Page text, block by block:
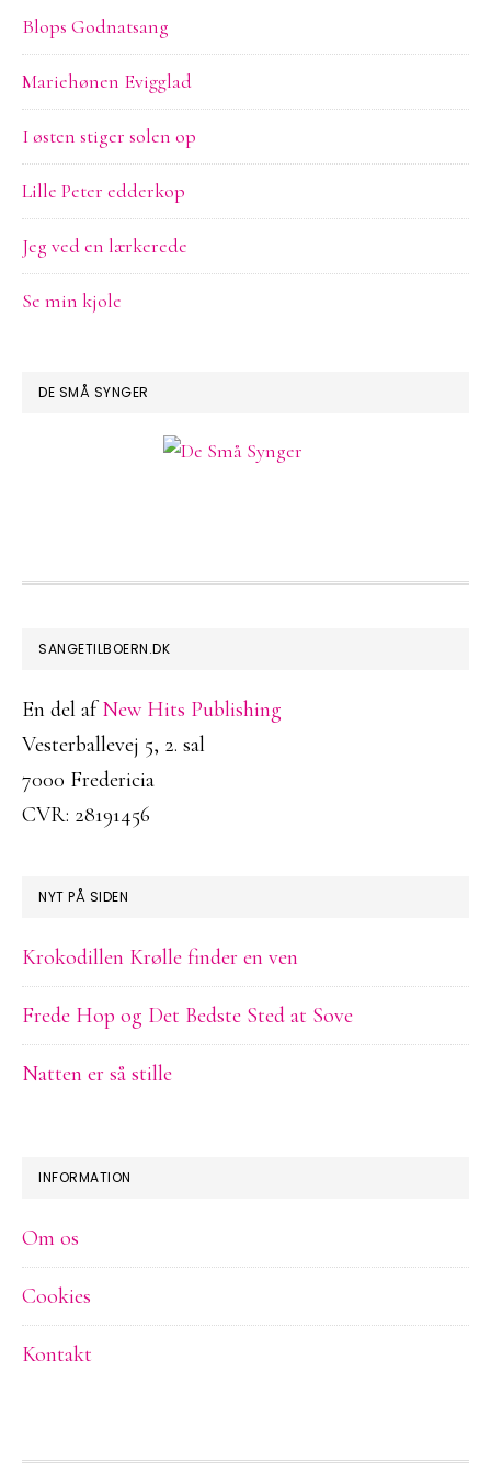
Blops Godnatsang
Mariehønen Evigglad
I østen stiger solen op
Lille Peter edderkop
Jeg ved en lærkerede
Se min kjole
DE SMÅ SYNGER
FOOTER
SANGETILBOERN.DK
En del afNew Hits Publishing
Vesterballevej 5, 2. sal
7000 Fredericia
CVR: 28191456
NYT PÅ SIDEN
Krokodillen Krølle finder en ven
Frede Hop og Det Bedste Sted at Sove
Natten er så stille
INFORMATION
Om os
Cookies
Kontakt